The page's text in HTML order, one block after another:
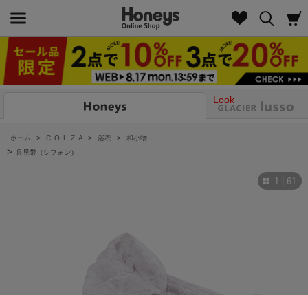
Look
ホーム > C･O･L･Z･A > 浴衣 > 和小物
> 兵児帯（シフォン）
1 | 61